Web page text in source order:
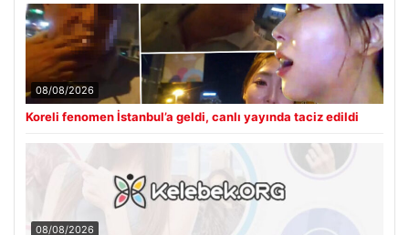
08/08/2026
Koreli fenomen İstanbul’a geldi, canlı yayında taciz edildi
08/08/2026